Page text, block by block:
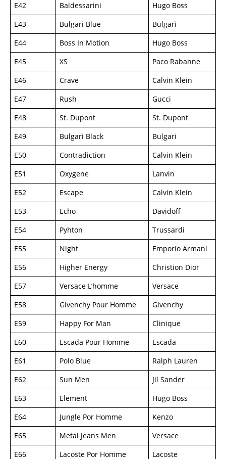
E42
Baldessarini
Hugo Boss
E43
Bulgari Blue
Bulgari
E44
Boss In Motion
Hugo Boss
E45
XS
Paco Rabanne
E46
Crave
Calvin Klein
E47
Rush
Gucci
E48
St. Dupont
St. Dupont
E49
Bulgari Black
Bulgari
E50
Contradiction
Calvin Klein
E51
Oxygene
Lanvin
E52
Escape
Calvin Klein
E53
Echo
Davidoff
E54
Pyhton
Trussardi
E55
Night
Emporio Armani
E56
Higher Energy
Christion Dior
E57
Versace L’homme
Versace
E58
Givenchy Pour Homme
Givenchy
E59
Happy For Man
Clinique
E60
Escada Pour Homme
Escada
E61
Polo Blue
Ralph Lauren
E62
Sun Men
Jil Sander
E63
Element
Hugo Boss
E64
Jungle Por Homme
Kenzo
E65
Metal Jeans Men
Versace
E66
Lacoste Por Homme Lacoste